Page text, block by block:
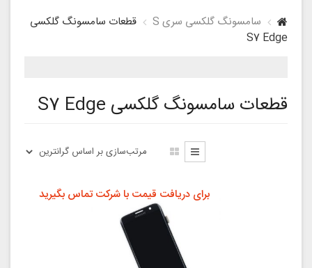
سامسونگ گلکسی سری S
قطعات سامسونگ گلکسی
S7 Edge
قطعات سامسونگ گلکسی S7 Edge
برای دریافت قیمت با شرکت تماس بگیرید